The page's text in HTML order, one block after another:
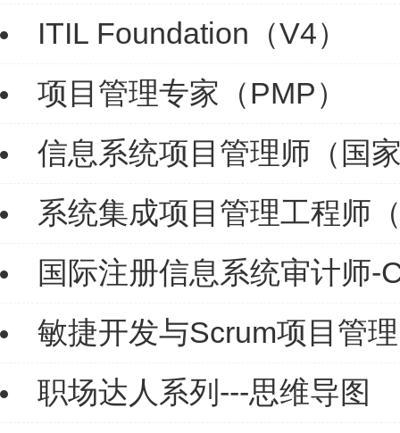
ITIL Foundation（V4）
项目管理专家（PMP）
信息系统项目管理师（国
系统集成项目管理工程师
国际注册信息系统审计师-
敏捷开发与Scrum项目管理
职场达人系列---思维导图